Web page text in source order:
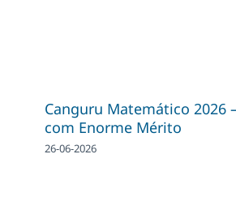
Canguru Matemático 2026
com Enorme Mérito
26-06-2026